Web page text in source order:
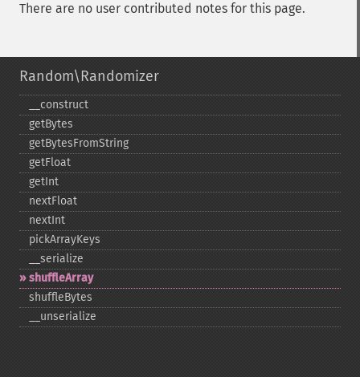
There are no user contributed notes for this page.
Random\Randomizer
_​_​construct
getBytes
getBytesFromString
getFloat
getInt
nextFloat
nextInt
pickArrayKeys
_​_​serialize
shuffleArray
shuffleBytes
_​_​unserialize